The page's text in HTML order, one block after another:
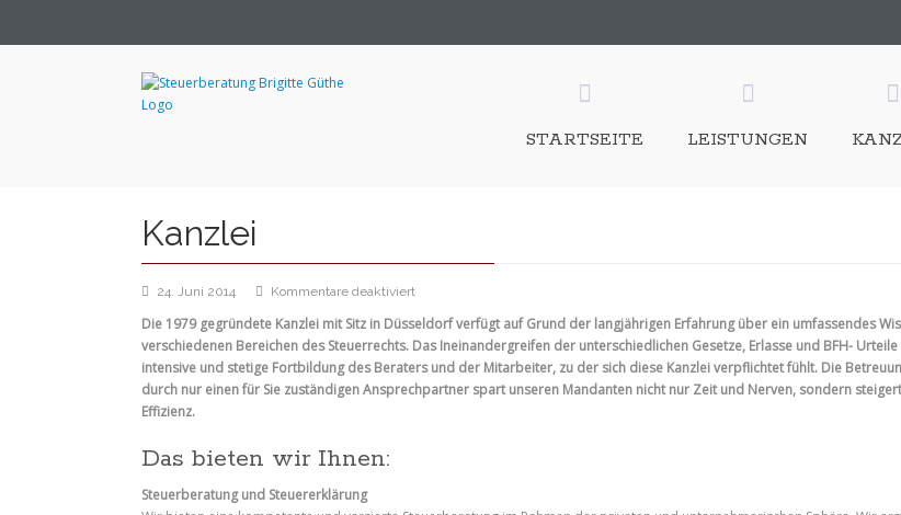
STARTSEITE LEISTUNGEN
Kanzlei
24. Juni 2014 Kommentare deaktiviertfür
Die 1979 gegründete Kanzlei mit Sitz in Düsseldorf verfügt auf Grund der langjährigen Erfahrung über ein umfassendes
verschiedenen Bereichen des Steuerrechts. Das Ineinandergreifen der unterschiedlichen Gesetze, Erlasse und BFH-
intensive und stetige Fortbildung des Beraters und der Mitarbeiter, zu der sich diese Kanzlei verpflichtet fühlt. Die
durch nur einen für Sie zuständigen Ansprechpartner spart unseren Mandanten nicht nur Zeit und Nerven, sondern
Effizienz.
Das bieten wir Ihnen:
Steuerberatung und Steuererklärung